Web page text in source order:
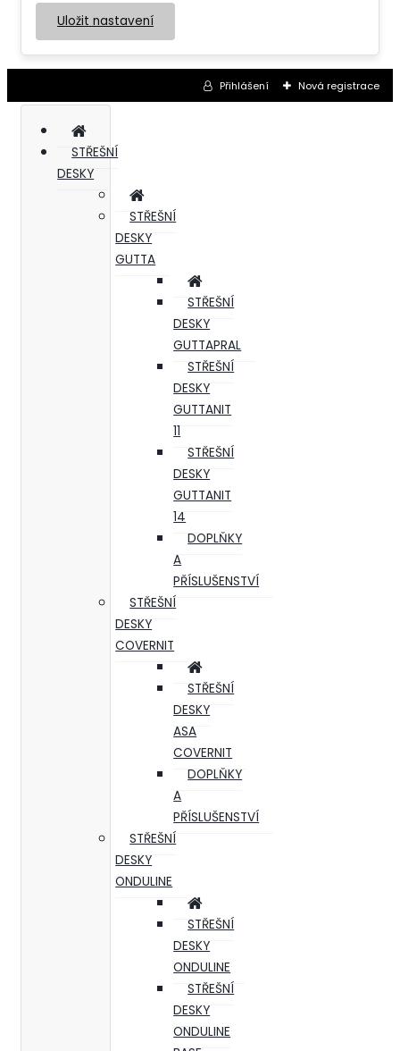
Uložit nastavení
Přihlášení Nová registrace
STŘEŠNÍ
DESKY
STŘEŠNÍ
DESKY
GUTTA
STŘEŠNÍ
DESKY
GUTTAPRAL
STŘEŠNÍ
DESKY
GUTTANIT
11
STŘEŠNÍ
DESKY
GUTTANIT
14
DOPLŇKY
A
PŘÍSLUŠENSTVÍ
STŘEŠNÍ
DESKY
COVERNIT
STŘEŠNÍ
DESKY
ASA
COVERNIT
DOPLŇKY
A
PŘÍSLUŠENSTVÍ
STŘEŠNÍ
DESKY
ONDULINE
STŘEŠNÍ
DESKY
ONDULINE
STŘEŠNÍ
DESKY
ONDULINE